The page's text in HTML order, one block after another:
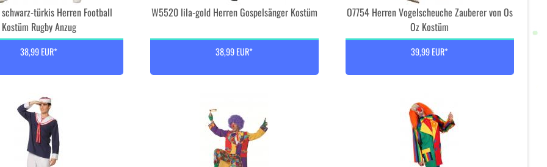
türkis Herren Football
Kostüm Rugby Anzug
38,99 EUR*
W5520 lila-gold Herren Gospelsänger Kostüm
38,99 EUR*
O7754 Herren Vogelscheuche Zauberer von Os
Oz Kostüm
39,99 EUR*